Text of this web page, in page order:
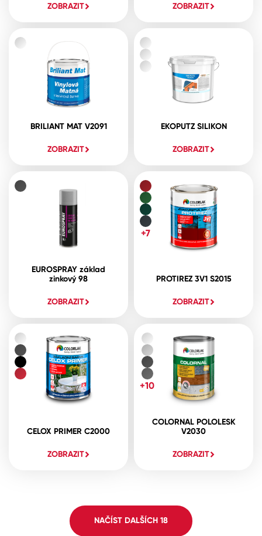
ZOBRAZIT ZOBRAZIT
BRILIANT MAT V2091
ZOBRAZIT
EKOPUTZ SILIKON
ZOBRAZIT
EUROSPRAY základ
zinkový 98
ZOBRAZIT
PROTIREZ 3V1 S2015
ZOBRAZIT
+7
CELOX PRIMER C2000
ZOBRAZIT
COLORNAL POLOLESK
V2030
ZOBRAZIT
+10
NAČÍST DALŠÍCH 18